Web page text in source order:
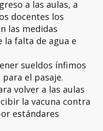
a las aulas, a
docentes los
las medidas
la falta de agua e
sueldos ínfimos
el pasaje.
volver a las aulas
la vacuna contra
estándares